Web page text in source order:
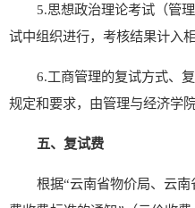
5.思想政治理论考试（管
试中组织进行，考核结果计入
6.工商管理的复试方式、
规定和要求， 由管理与经济学
五、复试费
根据“云南省物价局、云